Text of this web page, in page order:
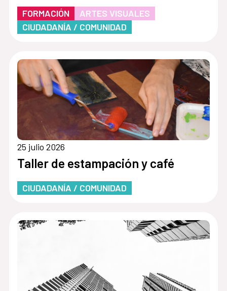
FORMACIÓN
ARTES VISUALES
CIUDADANÍA / COMUNIDAD
25 julio 2026
Taller de estampación y café
CIUDADANÍA / COMUNIDAD